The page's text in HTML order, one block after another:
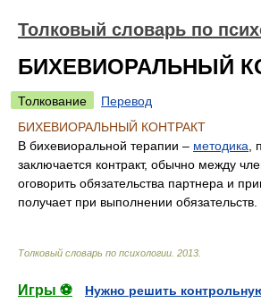
Толковый словарь по
БИХЕВИОРАЛЬНЫЙ
Толкование
Перевод
БИХЕВИОРАЛЬНЫЙ КОНТРАКТ
В бихевиоральной терапии – методика ,
заключается контракт, обычно между
оговорить обязательства партнера и
получает при выполнении обязательств.
Толковый словарь по психологии 2013
Игры ⚽
Нужно решить